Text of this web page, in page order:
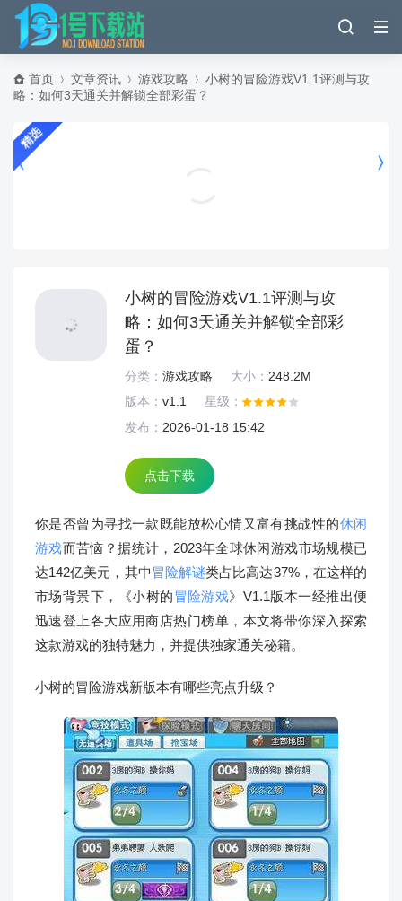
首页 文章资讯 游戏攻略
小树的冒险游戏V1.1评测与攻
略：如何3天通关并解锁全部彩蛋？
精选
小树的冒险游戏V1.1评测与攻
略：如何3天通关并解锁全部彩
蛋？
分类： 游戏攻略 大小： 248.2M
版本： v1.1
星级：
发布： 2026-01-18 15:42
点击下载
你是否曾为寻找一款既能放松心情又富有挑战性的休闲
游戏而苦恼？据统计，2023年全球休闲游戏市场规模已
达142亿美元，其中 冒险解谜类占比高达37%，在这样的
市场背景下，《小树的 冒险游戏》V1.1版本一经推出便
迅速登上各大应用商店热门榜单，本文将带你深入探索
这款游戏的独特魅力，并提供独家通关秘籍。
小树的冒险游戏新版本有哪些亮点升级？